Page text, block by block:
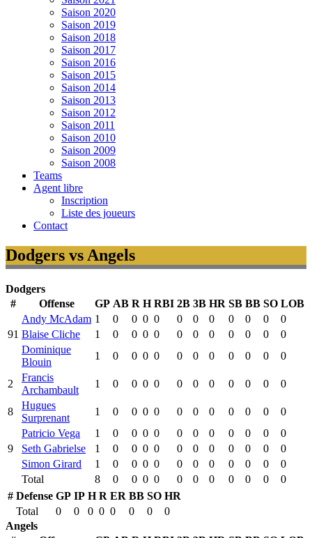
Saison 2020
Saison 2019
Saison 2018
Saison 2017
Saison 2016
Saison 2015
Saison 2014
Saison 2013
Saison 2012
Saison 2011
Saison 2010
Saison 2009
Saison 2008
Teams
Agent libre
Inscription
Liste des joueurs
Contact
Dodgers vs Angels
Dodgers
#
Offense GP AB R H RBI 2B 3B HR SB BB SO LOB
Andy McAdam 1 0 0 0 0 0 0 0 0 0 0
0
91 Blaise Cliche 1 0 0 0 0 0 0 0 0 0 0
0
Dominique
Blouin
1 0 0 0 0 0 0 0 0 0 0 0
2
Francis
Archambault
1 0 0 0 0 0 0 0 0 0 0 0
8
Hugues
Surprenant
1 0 0 0 0 0 0 0 0 0 0
0
Patricio Vega
1 0 0 0 0 0 0 0 0 0 0
0
9
Seth Gabrielse 1 0 0 0 0 0 0 0 0 0 0
0
Simon Girard
1 0 0 0 0 0 0 0 0 0 0
0
Total
8 0 0 0 0 0 0 0 0 0 0
0
# Defense GP IP H R ER BB SO HR
Total
0 0 0 0 0 0 0
0
Angels